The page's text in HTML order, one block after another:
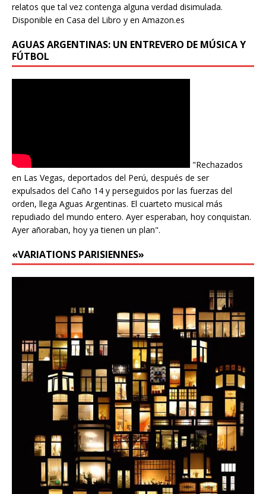
relatos que tal vez contenga alguna verdad disimulada.
Disponible en Casa del Libro y en Amazon.es
AGUAS ARGENTINAS: UN ENTREVERO DE MÚSICA Y
FÚTBOL
"Rechazados
en Las Vegas, deportados del Perú, después de ser
expulsados del Caño 14 y perseguidos por las fuerzas del
orden, llega Aguas Argentinas. El cuarteto musical más
repudiado del mundo entero. Ayer esperaban, hoy conquistan.
Ayer añoraban, hoy ya tienen un plan".
«VARIATIONS PARISIENNES»